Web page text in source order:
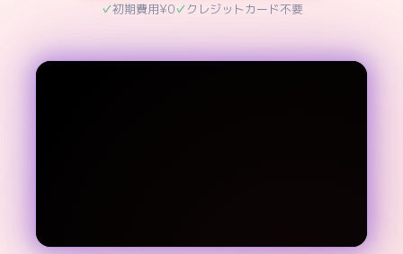
初期費用¥0 クレジットカード不要